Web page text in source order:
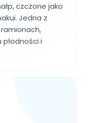
czczone jako
Jedna z
i